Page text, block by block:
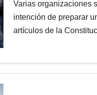
Varias organizaciones
intención de preparar
artículos de la